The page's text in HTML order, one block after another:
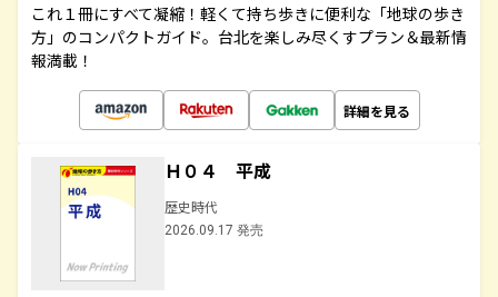
これ１冊にすべて凝縮！軽くて持ち歩きに便利な「地球の歩き
方」のコンパクトガイド。台北を楽しみ尽くすプラン＆最新情
報満載！
詳細を見る
Ｈ０４ 平成
歴史時代
2026.09.17 発売